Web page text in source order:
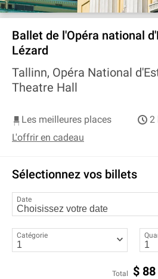
Ballet de l'Opéra national
Lézard
Tallinn, Opéra National
Theatre Hall
Les meilleures places
2
L'offrir en cadeau
Sélectionnez vos billets
Date
Catégorie
Total $ 88